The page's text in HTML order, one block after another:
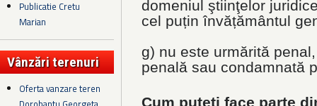
Publicatie Cretu
Marian
Vânzări terenuri
Oferta vanzare teren
domeniul ştiinţelor
cel puțin învățământul
g) nu este urmărită
penală sau condamnată
Cum puteți face parte